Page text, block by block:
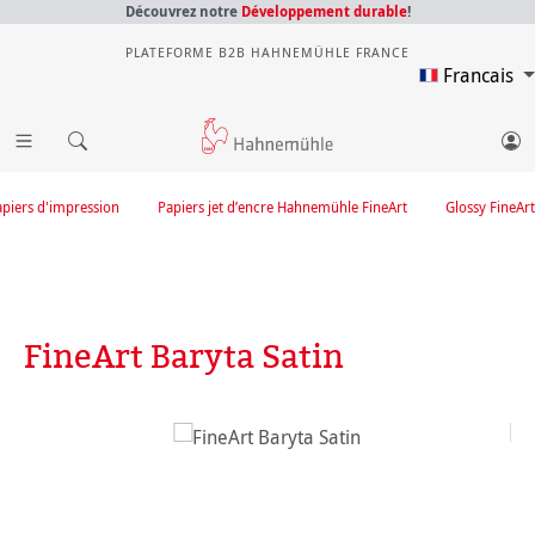
Découvrez notre Développement durable!
PLATEFORME B2B HAHNEMÜHLE FRANCE
Francais
Glossy FineArt
Papiers jet d’encre Hahnemühle FineArt
d'impression
FineArt Baryta Satin
Ignorer la galerie d'images